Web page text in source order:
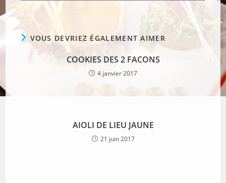
VOUS DEVRIEZ ÉGALEMENT AIMER
COOKIES DES 2 FACONS
4 janvier 2017
AIOLI DE LIEU JAUNE
21 juin 2017